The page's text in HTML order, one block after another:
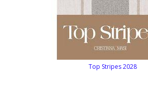
Top Stripes 2028